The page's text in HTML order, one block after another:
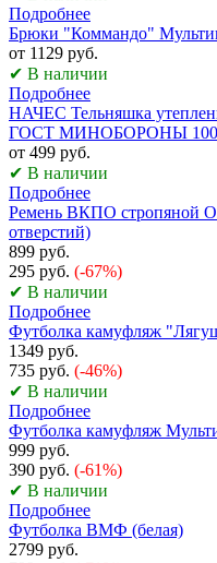
Подробнее
Брюки "Коммандо"
от 1129 руб.
✔ В наличии
Подробнее
НАЧЕС Тельняшка
ГОСТ МИНОБОРОНЫ
от 499 руб.
✔ В наличии
Подробнее
Ремень ВКПО стропяной
отверстий)
899 руб.
295 руб. (-67%)
✔ В наличии
Подробнее
Футболка камуфляж
1349 руб.
735 руб. (-46%)
✔ В наличии
Подробнее
Футболка камуфляж
999 руб.
390 руб. (-61%)
✔ В наличии
Подробнее
Футболка ВМФ (белая)
2799 руб.